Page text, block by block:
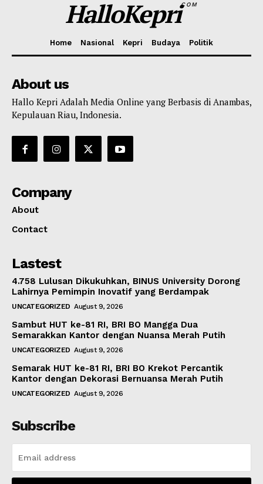
HalloKepriCOM
Home Nasional Kepri Budaya Politik
About us
Hallo Kepri Adalah Media Online yang Berbasis di Anambas,
Kepulauan Riau, Indonesia.
Company
About
Contact
Lastest
4.758 Lulusan Dikukuhkan, BINUS University Dorong
Lahirnya Pemimpin Inovatif yang Berdampak
UNCATEGORIZED August 9, 2026
Sambut HUT ke-81 RI, BRI BO Mangga Dua
Semarakkan Kantor dengan Nuansa Merah Putih
UNCATEGORIZED August 9, 2026
Semarak HUT ke-81 RI, BRI BO Krekot Percantik
Kantor dengan Dekorasi Bernuansa Merah Putih
UNCATEGORIZED August 9, 2026
Subscribe